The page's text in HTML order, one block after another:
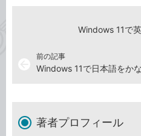
前の記事
Windows 11で日本語をか
Windows 11で
著者プロフィール